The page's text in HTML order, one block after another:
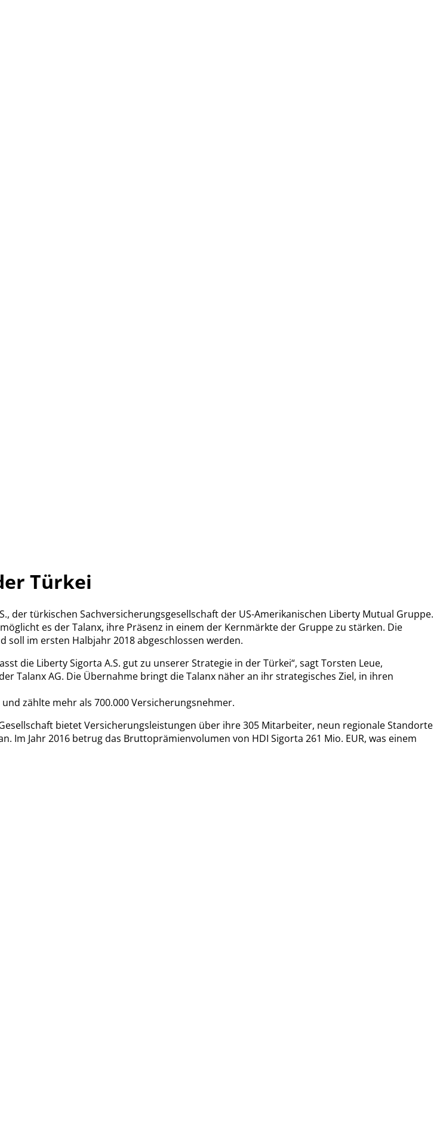
Türkei
der türkischen Sachversicherungsgesellschaft der US-Amerikanischen Liberty Mutual Gruppe.
es der Talanx, ihre Präsenz in einem der Kernmärkte der Gruppe zu stärken. Die
im ersten Halbjahr 2018 abgeschlossen werden.
die Liberty Sigorta A.S. gut zu unserer Strategie in der Türkei“, sagt Torsten Leue,
Talanx AG. Die Übernahme bringt die Talanx näher an ihr strategisches Ziel, in ihren
zählte mehr als 700.000 Versicherungsnehmer.
bietet Versicherungsleistungen über ihre 305 Mitarbeiter, neun regionale Standorte
Im Jahr 2016 betrug das Bruttoprämienvolumen von HDI Sigorta 261 Mio. EUR, was einem